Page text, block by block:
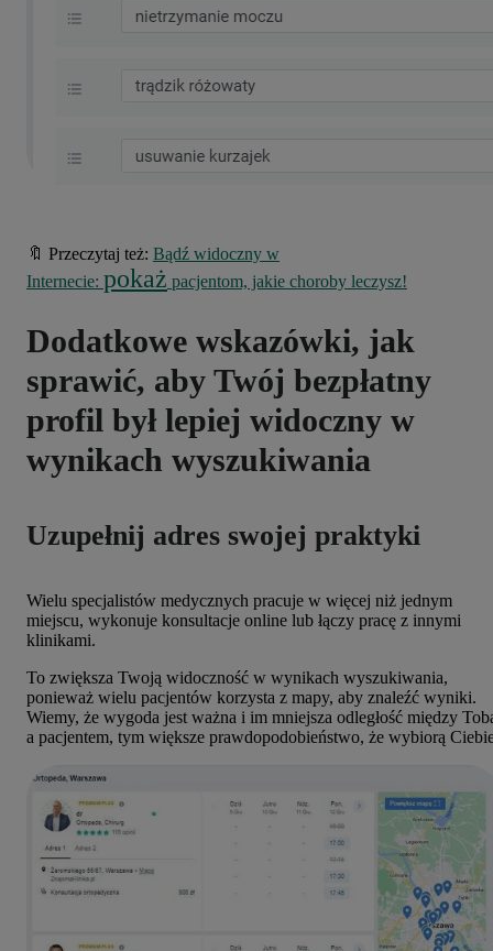
🔖 Przeczytaj też: Bądź widoczny w
Internecie: pokaż pacjentom, jakie choroby leczysz!
Dodatkowe wskazówki, jak
sprawić, aby Twój bezpłatny
profil był lepiej widoczny w
wynikach wyszukiwania
Uzupełnij adres swojej praktyki
Wielu specjalistów medycznych pracuje w więcej niż jednym
miejscu, wykonuje konsultacje online lub łączy pracę z innymi
klinikami.
To zwiększa Twoją widoczność w wynikach wyszukiwania,
ponieważ wielu pacjentów korzysta z mapy, aby znaleźć wyniki.
Wiemy, że wygoda jest ważna i im mniejsza odległość między
a pacjentem, tym większe prawdopodobieństwo, że wybiorą